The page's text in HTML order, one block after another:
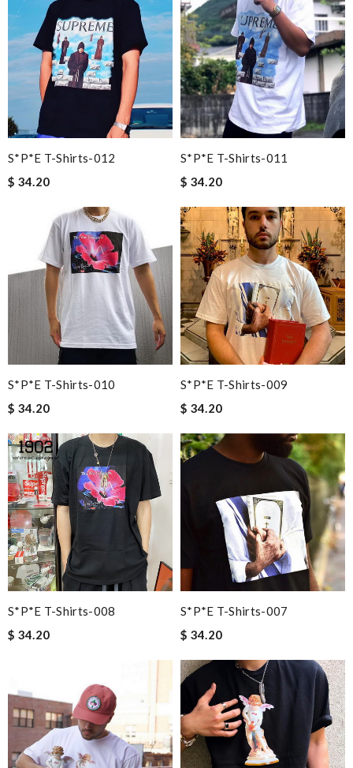
S*p*e T-Shirts-012
$ 34.20
S*p*e T-Shirts-011
$ 34.20
S*p*e T-Shirts-010
$ 34.20
S*p*e T-Shirts-009
$ 34.20
S*p*e T-Shirts-008
$ 34.20
S*p*e T-Shirts-007
$ 34.20